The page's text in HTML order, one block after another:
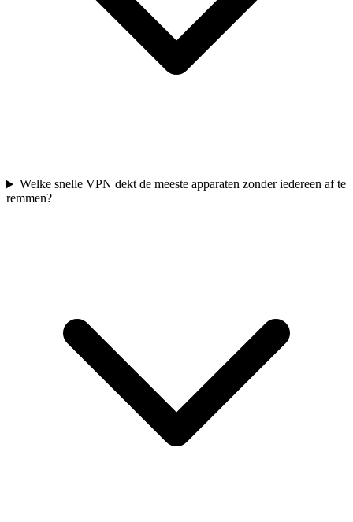
Welke snelle VPN dekt de meeste apparaten zonder iedereen af te
remmen?